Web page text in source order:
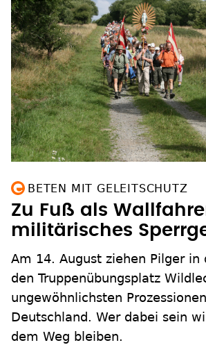
BETEN MIT GELEITSCHUTZ
Zu Fuß als
militärisches
Am 14. August ziehen Pilger in
den Truppenübungsplatz
ungewöhnlichsten
Deutschland. Wer dabei sein
dem Weg bleiben.